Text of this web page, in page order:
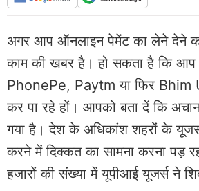
अगर आप ऑनलाइन पेमेंट का लेने देने
काम की खबर है। हो सकता है कि
PhonePe, Paytm या फिर Bhim
कर पा रहे हों। आपको बता दें कि
गया है। देश के अधिकांश शहरों के
करने में दिक्कत का सामना करना पड़
हजारों की संख्या में यूपीआई यूजर्स ने